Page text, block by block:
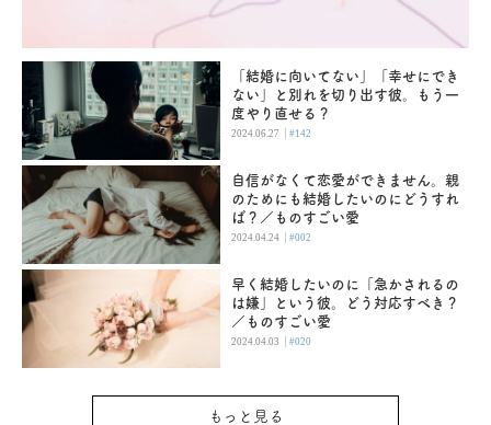
「結婚に向いてない」「幸せにでき
ない」と別れを切り出す彼。もう一
度やり直せる？
2024.06.27 |#142
自信がなくて恋愛ができません。親
のためにも結婚したいのにどうすれ
ば？／ものすごい愛
2024.04.24 |#002
早く結婚したいのに「急かされるの
は嫌」という彼。どう対応すべき？
／ものすごい愛
2024.04.03 |#020
もっと見る